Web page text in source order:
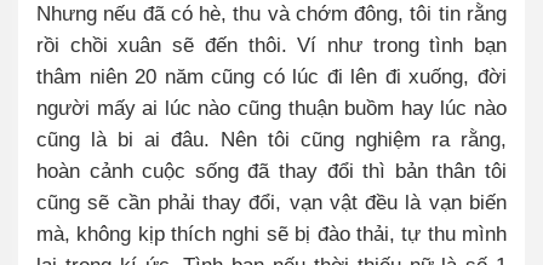
Nhưng nếu đã có hè, thu và chớm đông, tôi tin rằng
rồi chồi xuân sẽ đến thôi. Ví như trong tình bạn
thâm niên 20 năm cũng có lúc đi lên đi xuống, đời
người mấy ai lúc nào cũng thuận buồm hay lúc nào
cũng là bi ai đâu. Nên tôi cũng nghiệm ra rằng,
hoàn cảnh cuộc sống đã thay đổi thì bản thân tôi
cũng sẽ cần phải thay đổi, vạn vật đều là vạn biến
mà, không kịp thích nghi sẽ bị đào thải, tự thu mình